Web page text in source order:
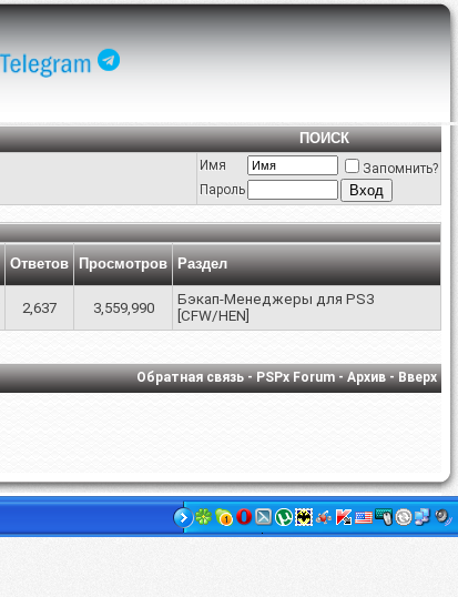
ПОИСК
Имя
Запомнить?
Пароль
Ответов Просмотров Раздел
2,637 3,559,990
Бэкап-Менеджеры для PS3
[CFW/HEN]
Обратная связь-PSPx Forum-Архив-Вверх